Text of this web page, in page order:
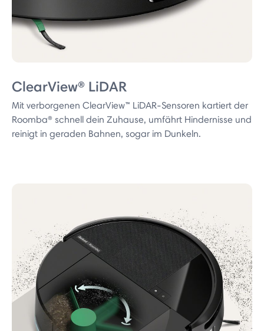
ClearView® LiDAR
Mit verborgenen ClearView™ LiDAR-Sensoren kartiert der
Roomba® schnell dein Zuhause, umfährt Hindernisse und
reinigt in geraden Bahnen, sogar im Dunkeln.